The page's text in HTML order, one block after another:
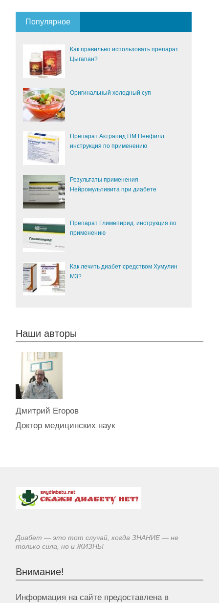
Популярное
Как правильно использовать препарат
Цыгапан?
Оригинальный холодный суп
Препарат Актрапид НМ Пенфилл:
инструкция по применению
Результаты применения
Нейромультивита при диабете
Препарат Глимепирид: инструкция по
применению
Как лечить диабет средством Хумулин
М3?
Наши авторы
Дмитрий Егоров
Доктор медицинских наук
Диабет — это тот случай, когда ЗНАНИЕ — не
только сила, но и ЖИЗНЬ!
Внимание!
Информация на сайте предоставлена в